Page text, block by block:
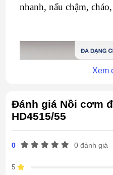
nhanh, nấu chậm,
Xem
Đánh giá Nồi cơm
HD4515/55
0 0 đánh giá
5